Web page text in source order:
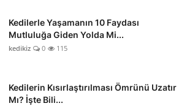
Kedilerle Yaşamanın 10 Faydası
Mutluluğa Giden Yolda Mi...
kedikiz 0 115
Kedilerin Kısırlaştırılması Ömrünü Uzatır
Mı? İşte Bili...